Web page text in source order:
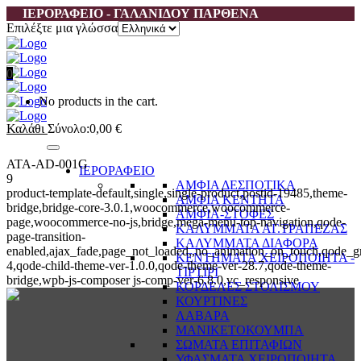
ΙΕΡΟΡΑΦΕΙΟ - ΓΑΛΑΝΙΔΟΥ ΠΑΡΘΕΝΑ
Επιλέξτε μια γλώσσα
0
No products in the cart.
Καλάθι Σύνολο:0,00 €
ΙΕΡΟΡΑΦΕΙΟ
ΑΜΦΙΑ ΔΕΣΠΟΤΙΚΑ
ΑΜΦΙΑ ΚΕΝΤΗΤΑ
ΑΜΦΙΑ-ΣΤΟΦΕΣ
ΚΑΛΥΜΜΑΤΑ ΑΓ.ΤΡΑΠΕΖΑΣ
ΚΑΛΥΜΜΑΤΑ ΔΙΑΦΟΡΑ
ΚΕΝΤΗΜΑΤΑ ΧΕΙΡΟΠΟΙΗΤΑ -
ΤΙΡΤΙΡΙ
ΚΟΡΔΕΛΕΣ ΣΤΟΛΙΣΜΟΥ
ΚΟΥΡΤΙΝΕΣ
ΛΑΒΑΡΑ
ΜΑΝΙΚΕΤΟΚΟΥΜΠΑ
ΣΩΜΑΤΑ ΕΠΙΤΑΦΙΩΝ
ATA-AD-001G
9
product-template-default,single,single-product,postid-19485,theme-
bridge,bridge-core-3.0.1,woocommerce,woocommerce-
page,woocommerce-no-js,bridge,mega-menu-top-navigation,qode-
page-transition-
4,qode-child-theme-ver-1.0.0,qode-theme-ver-28.7,qode-theme-
bridge,wpb-js-composer js-comp-ver-6.8.0,vc_responsive